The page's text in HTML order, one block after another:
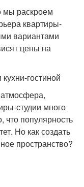
мы раскроем
квартиры-
вариантами
цены на
гостиной
студии много
что популярность
Но как создать
пространство?